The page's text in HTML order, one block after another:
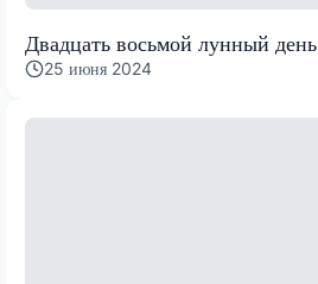
Двадцать восьмой лунный день
25 июня 2024